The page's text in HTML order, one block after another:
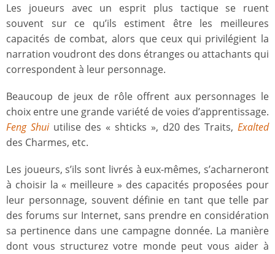
Les joueurs avec un esprit plus tactique se ruent
souvent sur ce qu’ils estiment être les meilleures
capacités de combat, alors que ceux qui privilégient la
narration voudront des dons étranges ou attachants qui
correspondent à leur personnage.
Beaucoup de jeux de rôle offrent aux personnages le
choix entre une grande variété de voies d’apprentissage.
Feng Shuiutilise des « shticks », d20 des Traits,Exalted
des Charmes, etc.
Les joueurs, s’ils sont livrés à eux-mêmes, s’acharneront
à choisir la « meilleure » des capacités proposées pour
leur personnage, souvent définie en tant que telle par
des forums sur Internet, sans prendre en considération
sa pertinence dans une campagne donnée. La manière
dont vous structurez votre monde peut vous aider à